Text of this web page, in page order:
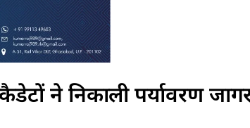
ने निकाली पर्यावरण